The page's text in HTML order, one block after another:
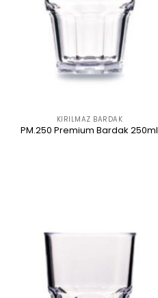
KIRILMAZ BARDAK
PM.250 Premium Bardak 250ml